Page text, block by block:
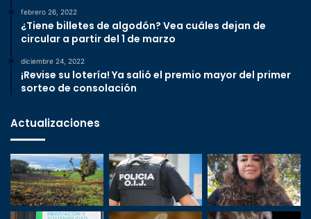
febrero 26, 2022
¿Tiene billetes de algodón? Vea cuáles dejan de
circular a partir del 1 de marzo
diciembre 24, 2022
¡Revise su lotería! Ya salió el premio mayor del primer
sorteo de consolación
Actualizaciones